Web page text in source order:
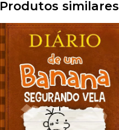
Produtos similares